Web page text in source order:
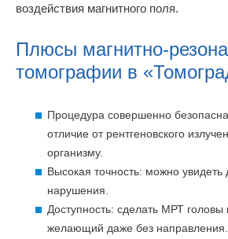
воздействия магнитного поля.
Плюсы магнитно-
томографии в
Процедура совершенно
отличие от рентгеновского
организму.
Высокая точность: можно
нарушения.
Доступность: сделать МРТ
желающий даже без направления.